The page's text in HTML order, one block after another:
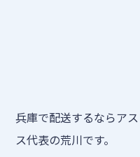
兵庫で配送するならア
ス代表の荒川です。